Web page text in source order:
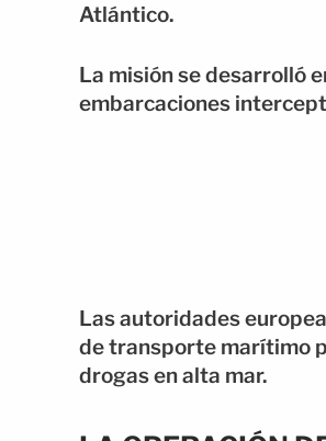
Atlántico.
La misión se desarrolló
embarcaciones
Las autoridades
de transporte marítimo
drogas en alta mar.